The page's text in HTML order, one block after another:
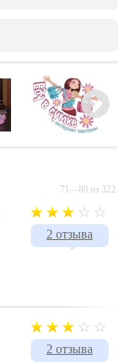
71—80 из 322.
2 отзыва
2 отзыва